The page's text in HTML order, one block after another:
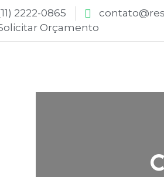
2222-0865
Orçamento